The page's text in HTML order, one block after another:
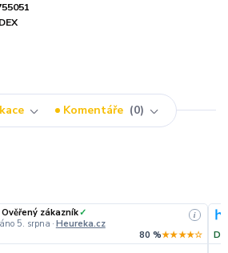
Komentáře 0
Ověřený zákazník✓
5. srpna · Heureka.cz
i
80 %★★★★☆